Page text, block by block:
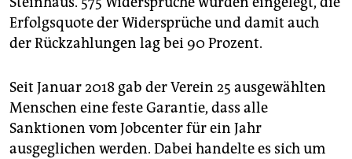
Erfolgsquote der Widersprüche und damit auch
der Rückzahlungen lag bei 90 Prozent.
Seit Januar 2018 gab der Verein 25 ausgewählten
Menschen eine feste Garantie, dass alle
Sanktionen vom Jobcenter für ein Jahr
ausgeglichen werden. Dabei handelte es sich um